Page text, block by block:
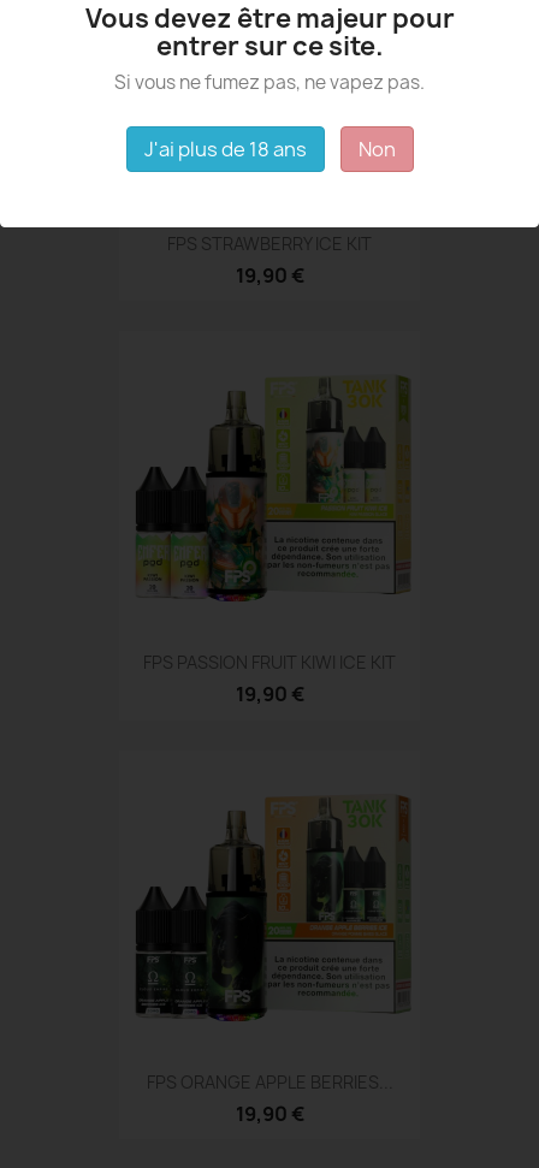
FPS STRAWBERRY ICE KIT
19,90 €
FPS PASSION FRUIT KIWI ICE KIT
19,90 €
FPS ORANGE APPLE BERRIES...
19,90 €
Vous devez être majeur pour
entrer sur ce site.
Si vous ne fumez pas, ne vapez pas.
J'ai plus de 18 ans Non